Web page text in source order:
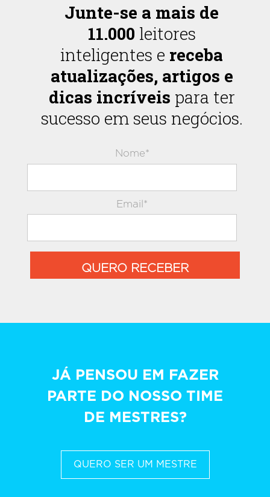
Junte-se a mais de
11.000 leitores
inteligentes e receba
atualizações, artigos e
dicas incríveis para ter
sucesso em seus negócios.
Nome*
Email*
QUERO RECEBER
JÁ PENSOU EM FAZER
PARTE DO NOSSO TIME
DE MESTRES?
QUERO SER UM MESTRE